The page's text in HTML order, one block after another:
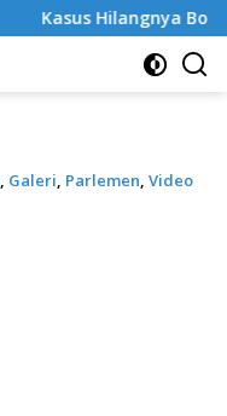
Bocah MRP:
, Galeri, Parlemen, Video